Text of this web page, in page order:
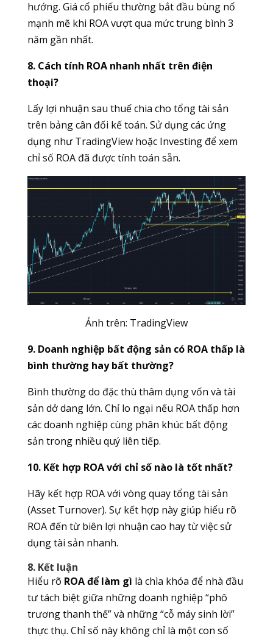
hướng. Giá cổ phiếu thường bắt đầu bùng nổ
mạnh mẽ khi ROA vượt qua mức trung bình 3
năm gần nhất.
8. Cách tính ROA nhanh nhất trên điện
thoại?
Lấy lợi nhuận sau thuế chia cho tổng tài sản
trên bảng cân đối kế toán. Sử dụng các ứng
dụng như TradingView hoặc Investing để xem
chỉ số ROA đã được tính toán sẵn.
Ảnh trên: TradingView
9. Doanh nghiệp bất động sản có ROA thấp là
bình thường hay bất thường?
Bình thường do đặc thù thâm dụng vốn và tài
sản dở dang lớn. Chỉ lo ngại nếu ROA thấp hơn
các doanh nghiệp cùng phân khúc bất động
sản trong nhiều quý liên tiếp.
10. Kết hợp ROA với chỉ số nào là tốt nhất?
Hãy kết hợp ROA với vòng quay tổng tài sản
(Asset Turnover). Sự kết hợp này giúp hiểu rõ
ROA đến từ biên lợi nhuận cao hay từ việc sử
dụng tài sản nhanh.
8. Kết luận
Hiểu rõ ROA để làm gì là chìa khóa để nhà đầu
tư tách biệt giữa những doanh nghiệp “phô
trương thanh thế” và những “cỗ máy sinh lời”
thực thụ. Chỉ số này không chỉ là một con số